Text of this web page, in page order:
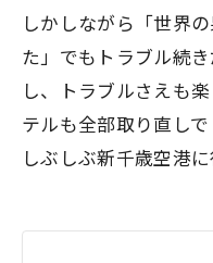
しかしながら「世界
た」でもトラブル続
し、トラブルさえも
テルも全部取り直し
しぶしぶ新千歳空港に